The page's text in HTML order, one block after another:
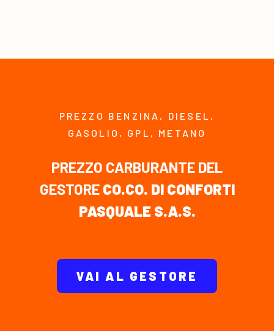
PREZZO BENZINA, DIESEL,
GASOLIO, GPL, METANO
PREZZO CARBURANTE DEL
GESTORE CO.CO. DI CONFORTI
PASQUALE S.A.S.
VAI AL GESTORE